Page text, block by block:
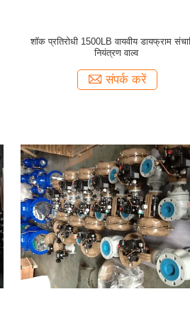
शॉक प्रतिरोधी 1500LB वायवीय डायफ्राम
नियंत्रण वाल्व
संपर्क करें